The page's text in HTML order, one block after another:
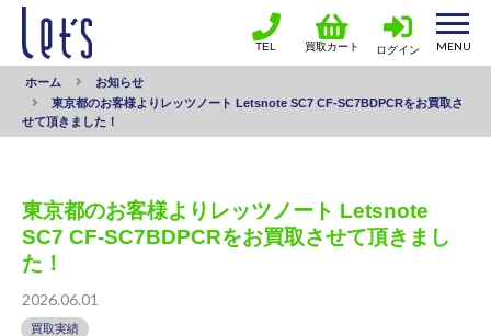
TEL 買取カート ログイン
ホーム
お知らせ
東京都のお客様よりレッツノート Letsnote SC7 CF-SC7BDPCRをお買取さ
せて頂きました！
東京都のお客様よりレッツノート Letsnote
SC7 CF-SC7BDPCRをお買取させて頂きまし
た！
2026.06.01
買取実績